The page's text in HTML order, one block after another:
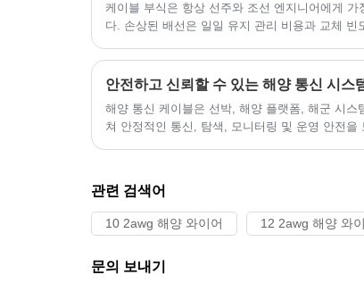
케이블 부식은 항상 선주와 조선 엔지니어에게
다. 손상된 배선은 일일 유지 관리 비용과 교체
선 산업은 합의에 도달했습니다. 케이블 부식을
해양 전기 업그레이드의 최우선 과제가 되었습니
해양 통신 케이블은 선박, 해양 플랫폼, 해군 시스
쳐 안정적인 통신, 탐색, 모니터링 및 운영 안전을
관련 검색어
10 2awg 해양 와이어 12 2awg 해양 와
문의 보내기